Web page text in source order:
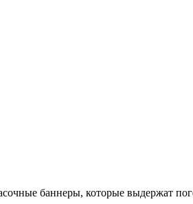
баннеры, которые выдержат